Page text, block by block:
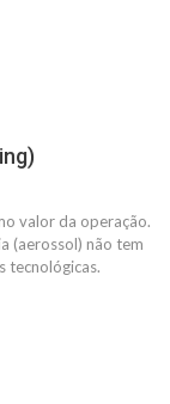
valor da operação.
(aerossol) não tem
tecnológicas.